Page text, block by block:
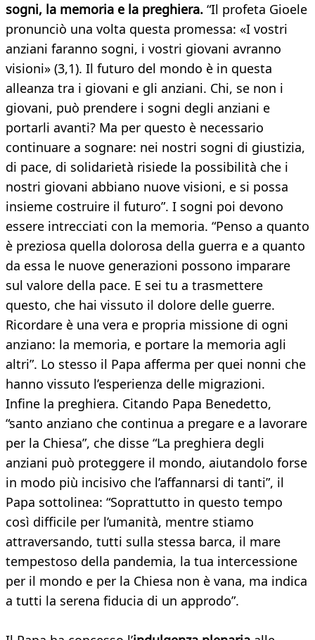
sogni, la memoria e la preghiera. “Il profeta Gioele
pronunciò una volta questa promessa: «I vostri
anziani faranno sogni, i vostri giovani avranno
visioni» (3,1). Il futuro del mondo è in questa
alleanza tra i giovani e gli anziani. Chi, se non i
giovani, può prendere i sogni degli anziani e
portarli avanti? Ma per questo è necessario
continuare a sognare: nei nostri sogni di giustizia,
di pace, di solidarietà risiede la possibilità che i
nostri giovani abbiano nuove visioni, e si possa
insieme costruire il futuro”. I sogni poi devono
essere intrecciati con la memoria. “Penso a quanto
è preziosa quella dolorosa della guerra e a quanto
da essa le nuove generazioni possono imparare
sul valore della pace. E sei tu a trasmettere
questo, che hai vissuto il dolore delle guerre.
Ricordare è una vera e propria missione di ogni
anziano: la memoria, e portare la memoria agli
altri”. Lo stesso il Papa afferma per quei nonni che
hanno vissuto l’esperienza delle migrazioni.
Infine la preghiera. Citando Papa Benedetto,
“santo anziano che continua a pregare e a lavorare
per la Chiesa”, che disse “La preghiera degli
anziani può proteggere il mondo, aiutandolo forse
in modo più incisivo che l’affannarsi di tanti”, il
Papa sottolinea: “Soprattutto in questo tempo
così difficile per l’umanità, mentre stiamo
attraversando, tutti sulla stessa barca, il mare
tempestoso della pandemia, la tua intercessione
per il mondo e per la Chiesa non è vana, ma indica
a tutti la serena fiducia di un approdo”.